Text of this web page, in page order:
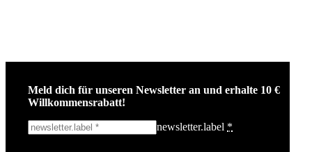
Meld dich für unseren Newsletter an und erhalte 10 €
Willkommensrabatt!
newsletter.label *